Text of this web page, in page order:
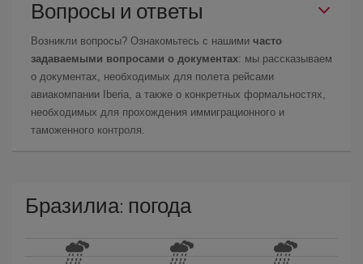
Вопросы и ответы
Возникли вопросы? Ознакомьтесь с нашими часто
задаваемыми вопросами о документах: мы рассказываем
о документах, необходимых для полета рейсами
авиакомпании Iberia, а также о конкретных формальностях,
необходимых для прохождения иммиграционного и
таможенного контроля.
Бразилиа: погода